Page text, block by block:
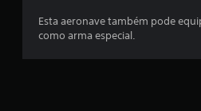
Esta aeronave também pode
como arma especial.